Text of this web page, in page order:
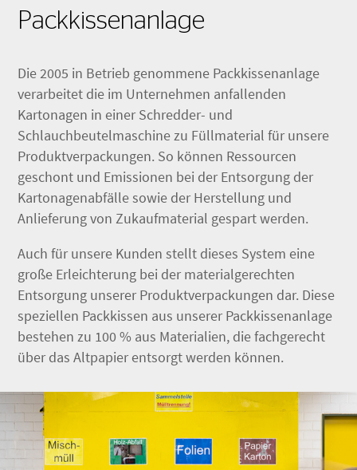
Packkissenanlage
Die 2005 in Betrieb genommene Packkissenanlage
verarbeitet die im Unternehmen anfallenden
Kartonagen in einer Schredder- und
Schlauchbeutelmaschine zu Füllmaterial für unsere
Produktverpackungen. So können Ressourcen
geschont und Emissionen bei der Entsorgung der
Kartonagenabfälle sowie der Herstellung und
Anlieferung von Zukaufmaterial gespart werden.
Auch für unsere Kunden stellt dieses System eine
große Erleichterung bei der materialgerechten
Entsorgung unserer Produktverpackungen dar. Diese
speziellen Packkissen aus unserer Packkissenanlage
bestehen zu 100 % aus Materialien, die fachgerecht
über das Altpapier entsorgt werden können.